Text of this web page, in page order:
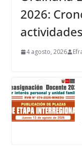
2026:
actividades
4 agosto, 2026